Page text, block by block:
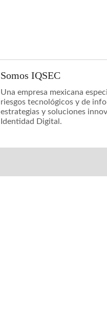
Somos IQSEC
Una empresa mexicana
riesgos tecnológicos y de
estrategias y soluciones
Identidad Digital.